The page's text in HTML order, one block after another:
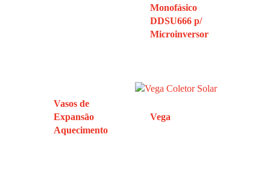
Monofásico
DDSU666 p/
Microinversor
Vasos de
Expansão
Aquecimento
Vega